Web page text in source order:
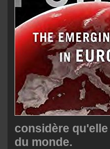
considère
du monde.